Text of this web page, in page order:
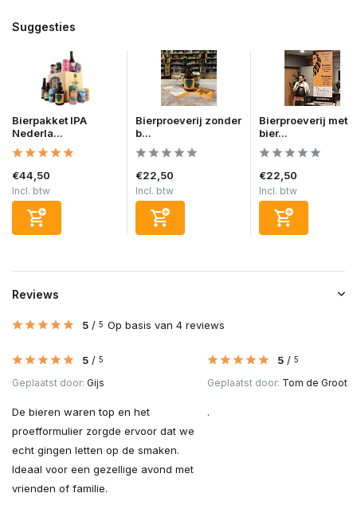
Suggesties
Bierpakket IPA
Nederla...
€44,50
Incl. btw
Bierproeverij zonder
b...
€22,50
Incl. btw
Bierproeverij met
bier...
€22,50
Incl. btw
Reviews
5 / 5 Op basis van 4 reviews
5 / 5
Geplaatst door: Gijs
De bieren waren top en het
proefformulier zorgde ervoor dat we
echt gingen letten op de smaken.
Ideaal voor een gezellige avond met
vrienden of familie.
5 / 5
Geplaatst door: Tom de Groot
.